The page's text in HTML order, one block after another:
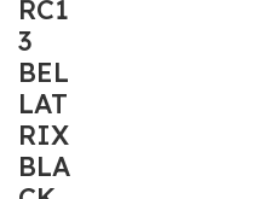
RC1
3
BEL
LAT
RIX
BLA